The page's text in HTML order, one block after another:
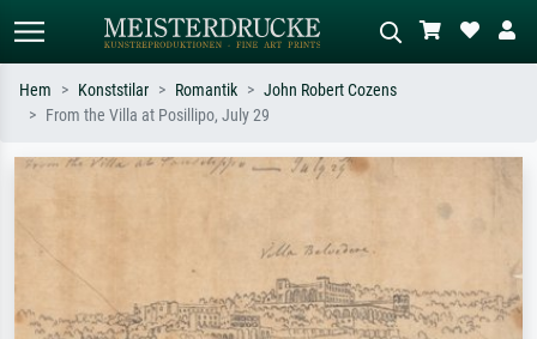
Sök efter konstnär, titel eller stil –
Beskriv scenen – t.ex. grön äng,
oljemålning, stående naken bredvid ett
Hem Konststilar Romantik
John Robert Cozens
From the Villa at Posillipo, July 29